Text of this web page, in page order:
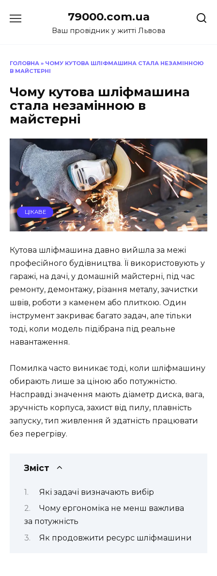
до
79000.com.ua
Ваш провідник у житті Львова
ГОЛОВНА » ЧОМУ КУТОВА ШЛІФМАШИНА СТАЛА НЕЗАМІННОЮ
В МАЙСТЕРНІ
Чому кутова шліфмашина
стала незамінною в
майстерні
ЦІКАВЕ
Кутова шліфмашина давно вийшла за межі
професійного будівництва. Її використовують у
гаражі, на дачі, у домашній майстерні, під час
ремонту, демонтажу, різання металу, зачистки
швів, роботи з каменем або плиткою. Один
інструмент закриває багато задач, але тільки
тоді, коли модель підібрана під реальне
навантаження.
Помилка часто виникає тоді, коли шліфмашину
обирають лише за ціною або потужністю.
Насправді значення мають діаметр диска, вага,
зручність корпуса, захист від пилу, плавність
запуску, тип живлення й здатність працювати
без перегріву.
Зміст
Які задачі визначають вибір
Чому ергономіка не менш важлива
за потужність
Як продовжити ресурс шліфмашини